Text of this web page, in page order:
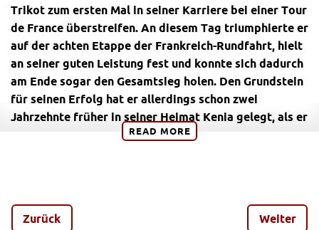
Trikot zum ersten Mal in seiner Karriere bei einer Tour
de France überstreifen. An diesem Tag triumphierte er
auf der achten Etappe der Frankreich-Rundfahrt, hielt
an seiner guten Leistung fest und konnte sich dadurch
am Ende sogar den Gesamtsieg holen. Den Grundstein
für seinen Erfolg hat er allerdings schon zwei
Jahrzehnte früher in seiner Heimat Kenia gelegt, als er
sich zum allerersten Mal in ein Maillot Jaune hüllte.
„Ein Freund hatte sich günstig ein Replika des Gelben
Trikots auf einem Second-Hand-Markt besorgt. Er wusste
READ MORE
Zurück Weiter